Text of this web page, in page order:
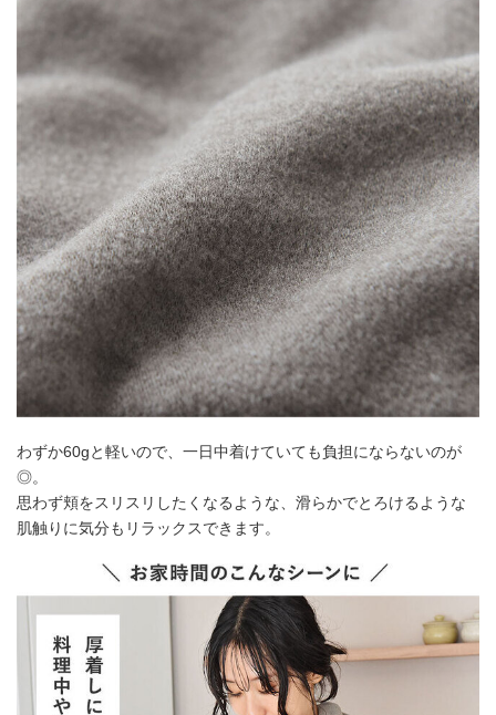
わずか60gと軽いので、一日中着けていても負担にならないのが
◎。
思わず頬をスリスリしたくなるような、滑らかでとろけるような
肌触りに気分もリラックスできます。